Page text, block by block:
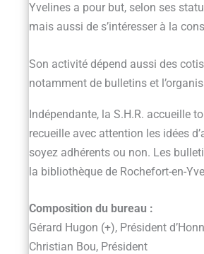
Yvelines a pour but, selon ses
mais aussi de s’intéresser à la
Son activité dépend aussi des
notamment de bulletins et
Indépendante, la S.H.R. accueille
recueille avec attention les idées
soyez adhérents ou non. Les
la bibliothèque de Rochefort-en-
Composition du bureau :
Gérard Hugon (+), Président
Christian Bou, Président